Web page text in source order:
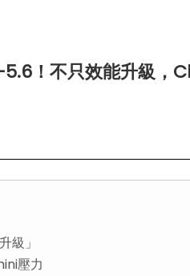
5.6！不只效能升級，
級」
壓力